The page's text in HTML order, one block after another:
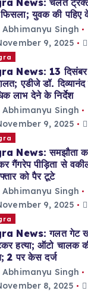
News: चलते
युवक की
Abhimanyu Singh
9, 2025
News: 13 दिसंबर
एडीजे डॉ. दिव्यानंद
लाभ देने के निर्देश
Abhimanyu Singh
9, 2025
News: समझौता
गैंगरेप पीड़िता से
को पैर टूटे
Abhimanyu Singh
9, 2025
News: गलत गेट
हत्या; ऑटो चालक
2 पर केस दर्ज
Abhimanyu Singh
8, 2025